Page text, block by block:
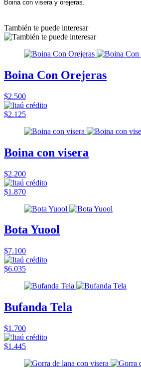
Boina con visera y orejeras.
También te puede interesar
Boina Con Orejeras
$2.500
$2.125
Boina con visera
$2.200
$1.870
Bota Yuool
$7.100
$6.035
Bufanda Tela
$1.700
$1.445